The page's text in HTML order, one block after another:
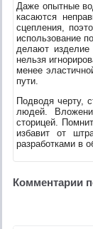
Даже опытные
касаются
сцепления,
использование
делают
нельзя
менее
пути.
Подводя черту,
людей.
сторицей.
избавит от
разработками в
Комментарии